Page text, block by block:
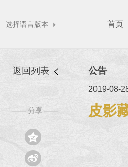
选择语言版本  首页
返回列表
—— 分享 ——


公告
2019-08-
皮影